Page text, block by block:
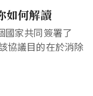
如何解讀
國家共同簽署了
協議目的在於消除